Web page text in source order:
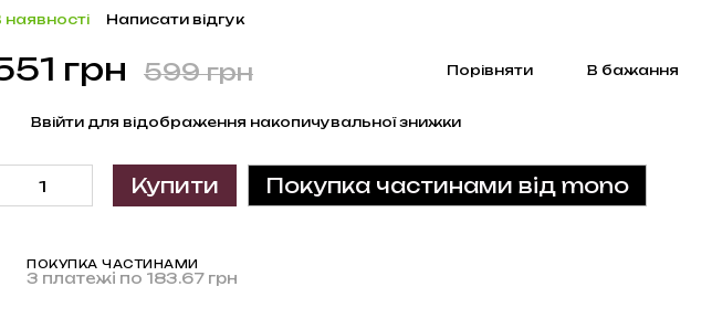
наявності Написати відгук
грн 599 грн Порівняти В бажання
Ввійти для відображення накопичувальної знижки
Купити Покупка частинами від mono
ПОКУПКА ЧАСТИНАМИ
3 платежі по 183.67 грн